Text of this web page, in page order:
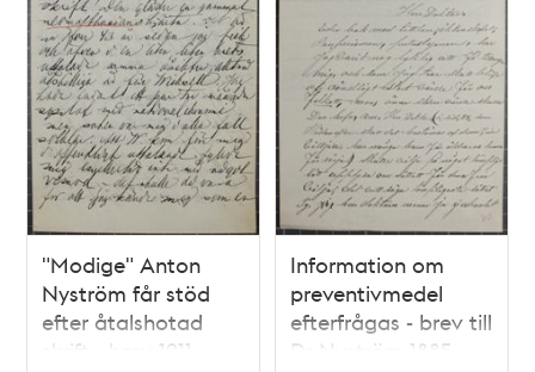
"Modige" Anton
Nyström får stöd
efter åtalshotad
skrift - brev 1911
Information om
preventivmedel
efterfrågas - brev till
Dr Nyström 1885